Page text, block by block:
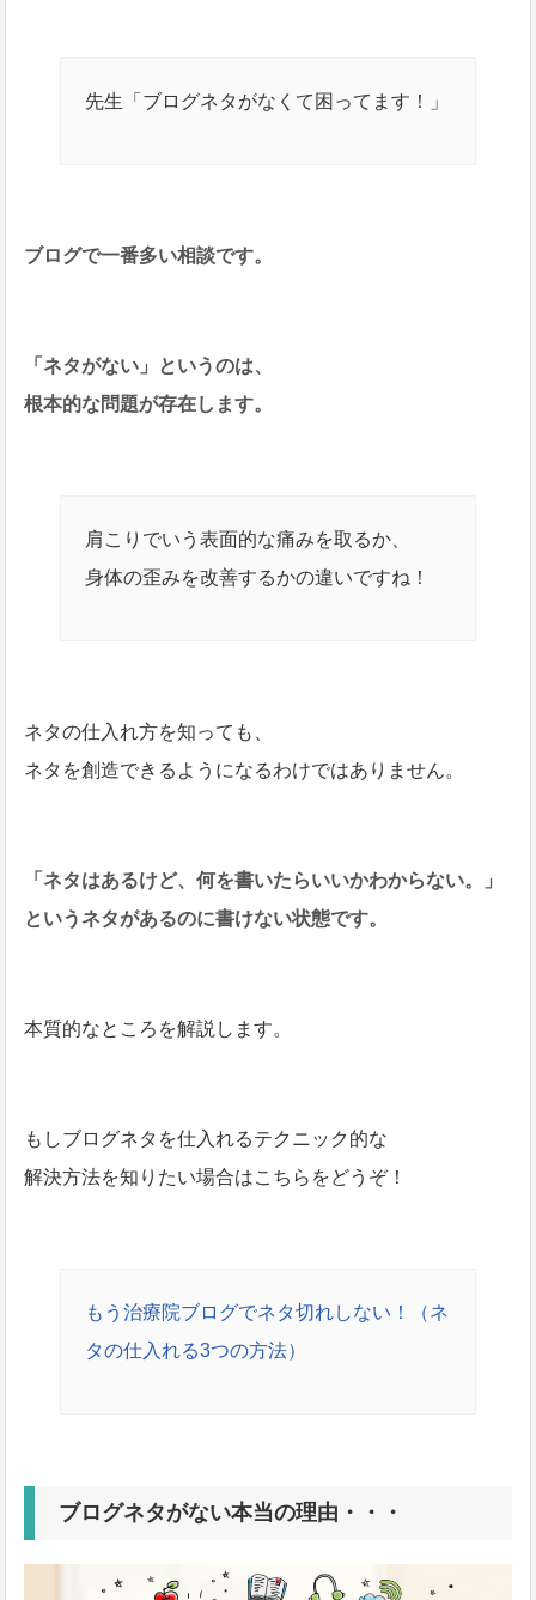
先生「ブログネタがなくて困ってます！」
ブログで一番多い相談です。
「ネタがない」というのは、
根本的な問題が存在します。
肩こりでいう表面的な痛みを取るか、
身体の歪みを改善するかの違いですね！
ネタの仕入れ方を知っても、
ネタを創造できるようになるわけではありません。
「ネタはあるけど、何を書いたらいいかわからない。」
というネタがあるのに書けない状態です。
本質的なところを解説します。
もしブログネタを仕入れるテクニック的な
解決方法を知りたい場合はこちらをどうぞ！
もう治療院ブログでネタ切れしない！（ネ
タの仕入れる3つの方法）
ブログネタがない本当の理由・・・